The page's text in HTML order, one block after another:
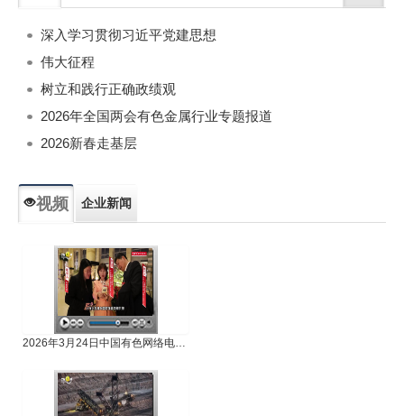
深入学习贯彻习近平党建思想
伟大征程
树立和践行正确政绩观
2026年全国两会有色金属行业专题报道
2026新春走基层
视频 企业新闻
2026年3月24日中国有色网络电视新闻